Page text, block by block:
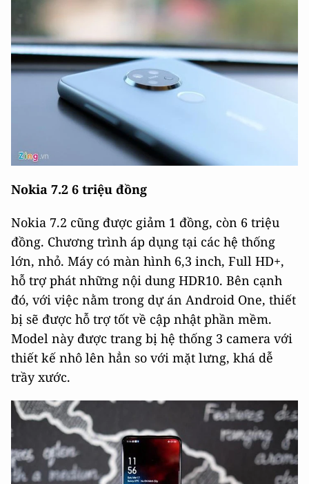
Nokia 7.2 6 triệu đồng
Nokia 7.2 cũng được giảm 1 đồng, còn 6 triệu
đồng. Chương trình áp dụng tại các hệ thống
lớn, nhỏ. Máy có màn hình 6,3 inch, Full HD+,
hỗ trợ phát những nội dung HDR10. Bên cạnh
đó, với việc nằm trong dự án Android One, thiết
bị sẽ được hỗ trợ tốt về cập nhật phần mềm.
Model này được trang bị hệ thống 3 camera với
thiết kế nhô lên hẳn so với mặt lưng, khá dễ
trầy xước.